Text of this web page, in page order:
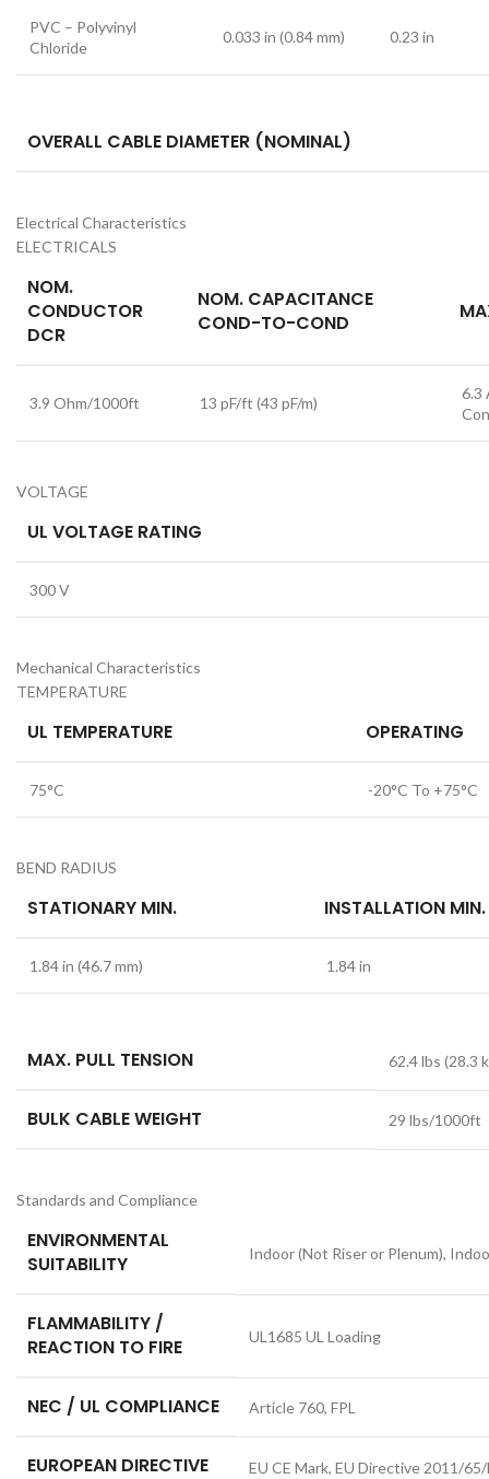
PVC – Polyvinyl
Chloride
0.033 in (0.84 mm) 0.23 in
OVERALL CABLE DIAMETER (NOMINAL)
Electrical Characteristics
ELECTRICALS
NOM.
CONDUCTOR
DCR
NOM. CAPACITANCE
COND-TO-COND
3.9 Ohm/1000ft 13 pF/ft (43 pF/m)
6.3
VOLTAGE
UL VOLTAGE RATING
300 V
Mechanical Characteristics
TEMPERATURE
UL TEMPERATURE OPERATING
75°C -20°C To +75°C
BEND RADIUS
STATIONARY MIN. INSTALLATION MIN.
1.84 in (46.7 mm) 1.84 in
MAX. PULL TENSION 62.4 lbs (28.3
BULK CABLE WEIGHT 29 lbs/1000ft
Standards and Compliance
ENVIRONMENTAL
SUITABILITY
Indoor (Not Riser or Plenum),
FLAMMABILITY /
REACTION TO FIRE
UL1685 UL Loading
NEC / UL COMPLIANCE Article 760, FPL
EUROPEAN DIRECTIVE
EU CE Mark, EU Directive 2011/65/